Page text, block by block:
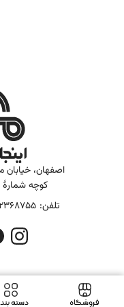
فروشگاه دسته
اصفهان، خیابان
کوچه شمارۀ 15 (شهید رفیعیان)، پلاک 41.
تلفن: